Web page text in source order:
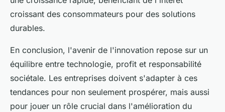
croissant des consommateurs pour des solutions
durables.
En conclusion, l'avenir de l'innovation repose sur un
équilibre entre technologie, profit et responsabilité
sociétale. Les entreprises doivent s'adapter à ces
tendances pour non seulement prospérer, mais aussi
pour jouer un rôle crucial dans l'amélioration du